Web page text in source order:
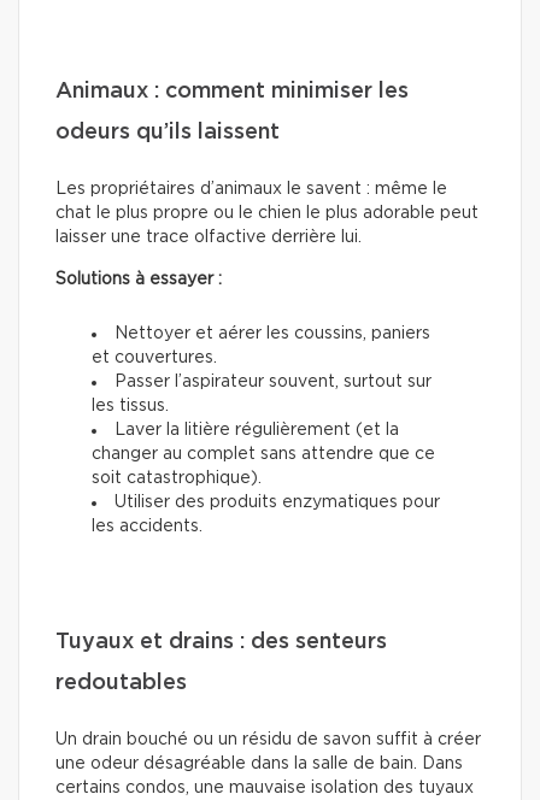
Animaux : comment minimiser les
odeurs qu’ils laissent
Les propriétaires d’animaux le savent : même le
chat le plus propre ou le chien le plus adorable peut
laisser une trace olfactive derrière lui.
Solutions à essayer :
Nettoyer et aérer les coussins, paniers
et couvertures.
Passer l’aspirateur souvent, surtout sur
les tissus.
Laver la litière régulièrement (et la
changer au complet sans attendre que ce
soit catastrophique).
Utiliser des produits enzymatiques pour
les accidents.
Tuyaux et drains : des senteurs
redoutables
Un drain bouché ou un résidu de savon suffit à créer
une odeur désagréable dans la salle de bain. Dans
certains condos, une mauvaise isolation des tuyaux